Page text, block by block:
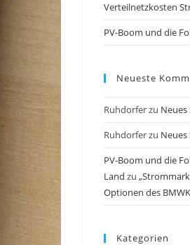
Verteilnetzkosten
PV-Boom und die
Neueste
Ruhdorferzu
Ruhdorferzu
PV-Boom und die
Land zu
Optionen des BMWK
Kategorien